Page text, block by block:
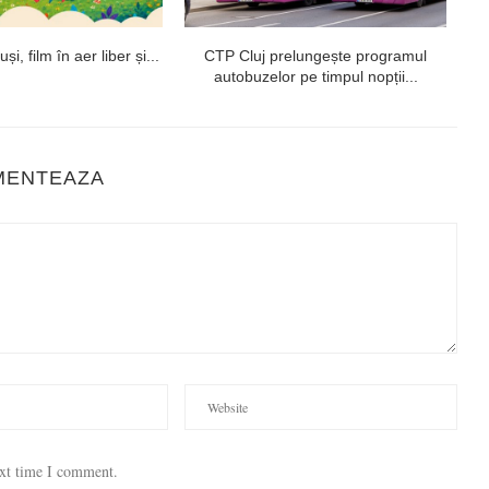
film în aer liber și...
CTP Cluj prelungește programul
autobuzelor pe timpul nopții...
time I comment.